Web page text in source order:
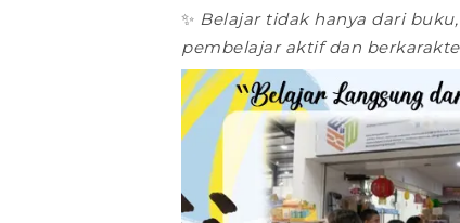
✨ Belajar tidak hanya dari
pembelajar aktif dan